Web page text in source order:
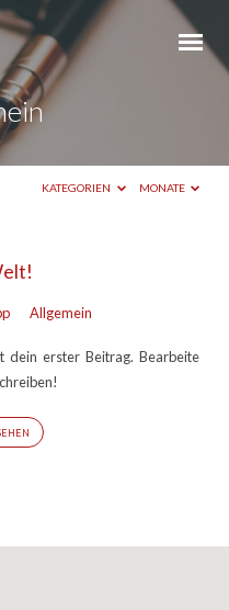
KATEGORIEN MONATE
Allgemein
dein erster Beitrag. Bearbeite